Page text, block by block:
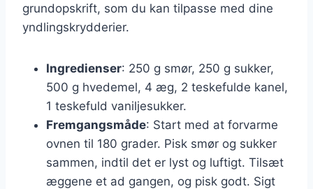
grundopskrift, som du kan tilpasse med dine
yndlingskrydderier.
Ingredienser: 250 g smør, 250 g sukker,
500 g hvedemel, 4 æg, 2 teskefulde kanel,
1 teskefuld vaniljesukker.
Fremgangsmåde: Start med at forvarme
ovnen til 180 grader. Pisk smør og sukker
sammen, indtil det er lyst og luftigt. Tilsæt
æggene et ad gangen, og pisk godt. Sigt